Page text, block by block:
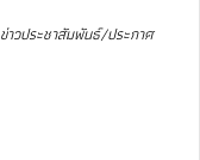
ข่าวประชาสัมพันธ์/ประกาศ